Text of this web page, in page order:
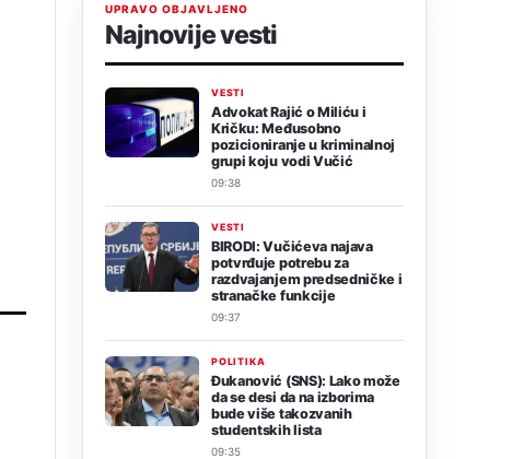
UPRAVO OBJAVLJENO
Najnovije vesti
VESTI
Advokat Rajić o Miliću i
Kričku: Međusobno
pozicioniranje u kriminalnoj
grupi koju vodi Vučić
09:38
VESTI
BIRODI: Vučićeva najava
potvrđuje potrebu za
razdvajanjem predsedničke i
stranačke funkcije
09:37
POLITIKA
Đukanović (SNS): Lako može
da se desi da na izborima
bude više takozvanih
studentskih lista
09:35